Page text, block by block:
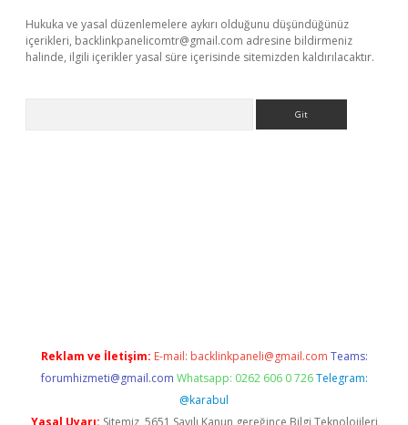
Hukuka ve yasal düzenlemelere aykırı olduğunu düşündüğünüz
içerikleri, backlinkpanelicomtr@gmail.com adresine bildirmeniz
halinde, ilgili içerikler yasal süre içerisinde sitemizden kaldırılacaktır.
Reklam ve İletişim: E-mail: backlinkpaneli@gmail.com Teams:
forumhizmeti@gmail.com Whatsapp: 0262 606 0 726 Telegram:
@karabul
Yasal Uyarı: Sitemiz, 5651 Sayılı Kanun gereğince Bilgi Teknolojileri